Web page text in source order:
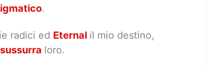
.
radici ed Eternal il mio destino,
sussurra loro.